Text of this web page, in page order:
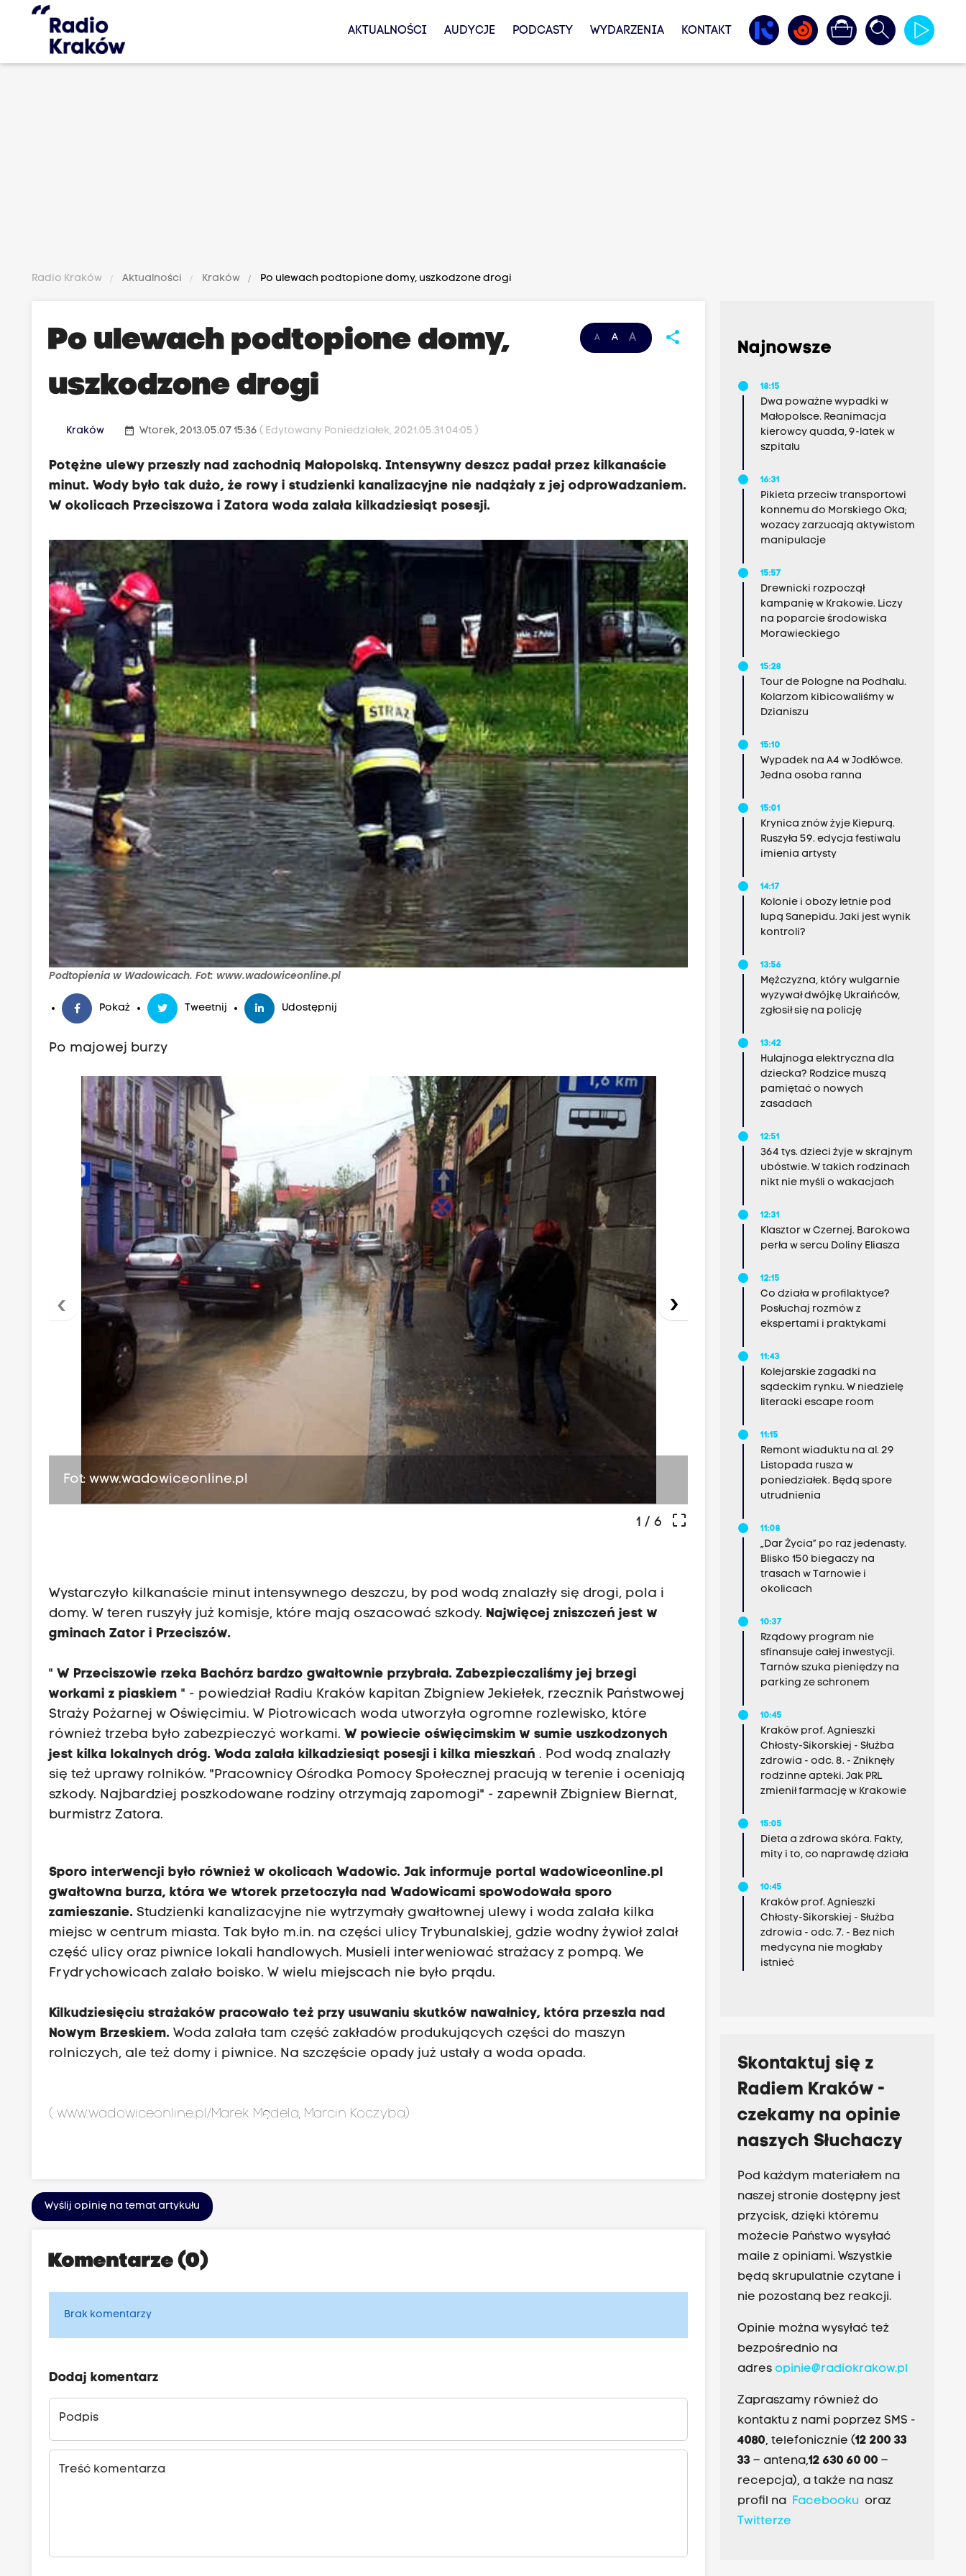
AKTUALNOŚCI AUDYCJE PODCASTY WYDARZENIA KONTAKT
Radio Kraków Aktualności Kraków Po ulewach podtopione domy, uszkodzone drogi
A A A share
Po ulewach podtopione domy,
uszkodzone drogi
Kraków date_range Wtorek, 2013.05.07 15:36( Edytowany Poniedziałek, 2021.05.31 04:05 )
Potężne ulewy przeszły nad zachodnią Małopolską. Intensywny deszcz padał przez kilkanaście
minut. Wody było tak dużo, że rowy i studzienki kanalizacyjne nie nadążały z jej odprowadzaniem.
W okolicach Przeciszowa i Zatora woda zalała kilkadziesiąt posesji.
Podtopienia w Wadowicach. Fot: www.wadowiceonline.pl
Pokaż Tweetnij Udostępnij
Po majowej burzy
Fot: www.wadowiceonline.pl Fot: www.wadowiceonline.pl
‹ ›
crop_free
1 / 6
Wystarczyło kilkanaście minut intensywnego deszczu, by pod wodą znalazły się drogi, pola i
domy. W teren ruszyły już komisje, które mają oszacować szkody. Najwięcej zniszczeń jest w
gminach Zator i Przeciszów.
" W Przeciszowie rzeka Bachórz bardzo gwałtownie przybrała. Zabezpieczaliśmy jej brzegi
workami z piaskiem " - powiedział Radiu Kraków kapitan Zbigniew Jekiełek, rzecznik Państwowej
Straży Pożarnej w Oświęcimiu. W Piotrowicach woda utworzyła ogromne rozlewisko, które
również trzeba było zabezpieczyć workami. W powiecie oświęcimskim w sumie uszkodzonych
jest kilka lokalnych dróg. Woda zalała kilkadziesiąt posesji i kilka mieszkań . Pod wodą znalazły
się też uprawy rolników. "Pracownicy Ośrodka Pomocy Społecznej pracują w terenie i oceniają
szkody. Najbardziej poszkodowane rodziny otrzymają zapomogi" - zapewnił Zbigniew Biernat,
burmistrz Zatora.
Sporo interwencji było również w okolicach Wadowic. Jak informuje portal wadowiceonline.pl
gwałtowna burza, która we wtorek przetoczyła nad Wadowicami spowodowała sporo
zamieszanie. Studzienki kanalizacyjne nie wytrzymały gwałtownej ulewy i woda zalała kilka
miejsc w centrum miasta. Tak było m.in. na części ulicy Trybunalskiej, gdzie wodny żywioł zalał
część ulicy oraz piwnice lokali handlowych. Musieli interweniować strażacy z pompą. We
Frydrychowicach zalało boisko. W wielu miejscach nie było prądu.
Kilkudziesięciu strażaków pracowało też przy usuwaniu skutków nawałnicy, która przeszła nad
Nowym Brzeskiem. Woda zalała tam część zakładów produkujących części do maszyn
rolniczych, ale też domy i piwnice. Na szczęście opady już ustały a woda opada.
( www.wadowiceonline.pl/Marek Mędela, Marcin Koczyba)
Wyślij opinię na temat artykułu
Komentarze (0)
Brak komentarzy
Dodaj komentarz
Podpis
Treść komentarza
Najnowsze
18:15
Dwa poważne wypadki w
Małopolsce. Reanimacja
kierowcy quada, 9-latek w
szpitalu
16:31
Pikieta przeciw transportowi
konnemu do Morskiego Oka;
wozacy zarzucają aktywistom
manipulacje
15:57
Drewnicki rozpoczął
kampanię w Krakowie. Liczy
na poparcie środowiska
Morawieckiego
15:28
Tour de Pologne na Podhalu.
Kolarzom kibicowaliśmy w
Dzianiszu
15:10
Wypadek na A4 w Jodłówce.
Jedna osoba ranna
15:01
Krynica znów żyje Kiepurą.
Ruszyła 59. edycja festiwalu
imienia artysty
14:17
Kolonie i obozy letnie pod
lupą Sanepidu. Jaki jest wynik
kontroli?
13:56
Mężczyzna, który wulgarnie
wyzywał dwójkę Ukraińców,
zgłosił się na policję
13:42
Hulajnoga elektryczna dla
dziecka? Rodzice muszą
pamiętać o nowych
zasadach
12:51
364 tys. dzieci żyje w skrajnym
ubóstwie. W takich rodzinach
nikt nie myśli o wakacjach
12:31
Klasztor w Czernej. Barokowa
perła w sercu Doliny Eliasza
12:15
Co działa w profilaktyce?
Posłuchaj rozmów z
ekspertami i praktykami
11:43
Kolejarskie zagadki na
sądeckim rynku. W niedzielę
literacki escape room
11:15
Remont wiaduktu na al. 29
Listopada rusza w
poniedziałek. Będą spore
utrudnienia
11:08
„Dar Życia” po raz jedenasty.
Blisko 150 biegaczy na
trasach w Tarnowie i
okolicach
10:37
Rządowy program nie
sfinansuje całej inwestycji.
Tarnów szuka pieniędzy na
parking ze schronem
10:45
Kraków prof. Agnieszki
Chłosty-Sikorskiej - Służba
zdrowia - odc. 8. - Zniknęły
rodzinne apteki. Jak PRL
zmienił farmację w Krakowie
15:05
Dieta a zdrowa skóra. Fakty,
mity i to, co naprawdę działa
10:45
Kraków prof. Agnieszki
Chłosty-Sikorskiej - Służba
zdrowia - odc. 7. - Bez nich
medycyna nie mogłaby
istnieć
Skontaktuj się z
Radiem Kraków -
czekamy na opinie
naszych Słuchaczy
Pod każdym materiałem na
naszej stronie dostępny jest
przycisk, dzięki któremu
możecie Państwo wysyłać
maile z opiniami. Wszystkie
będą skrupulatnie czytane i
nie pozostaną bez reakcji.
Opinie można wysyłać też
bezpośrednio na
adres opinie@radiokrakow.pl
Zapraszamy również do
kontaktu z nami poprzez SMS -
4080, telefonicznie (12 200 33
33– antena,12 630 60 00 –
recepcja), a także na nasz
profil na Facebookuoraz
Twitterze